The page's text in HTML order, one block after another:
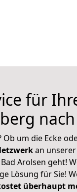
für
Ob um die Ecke
an
Arolsen geht!
Lösung für Sie!
überhaupt